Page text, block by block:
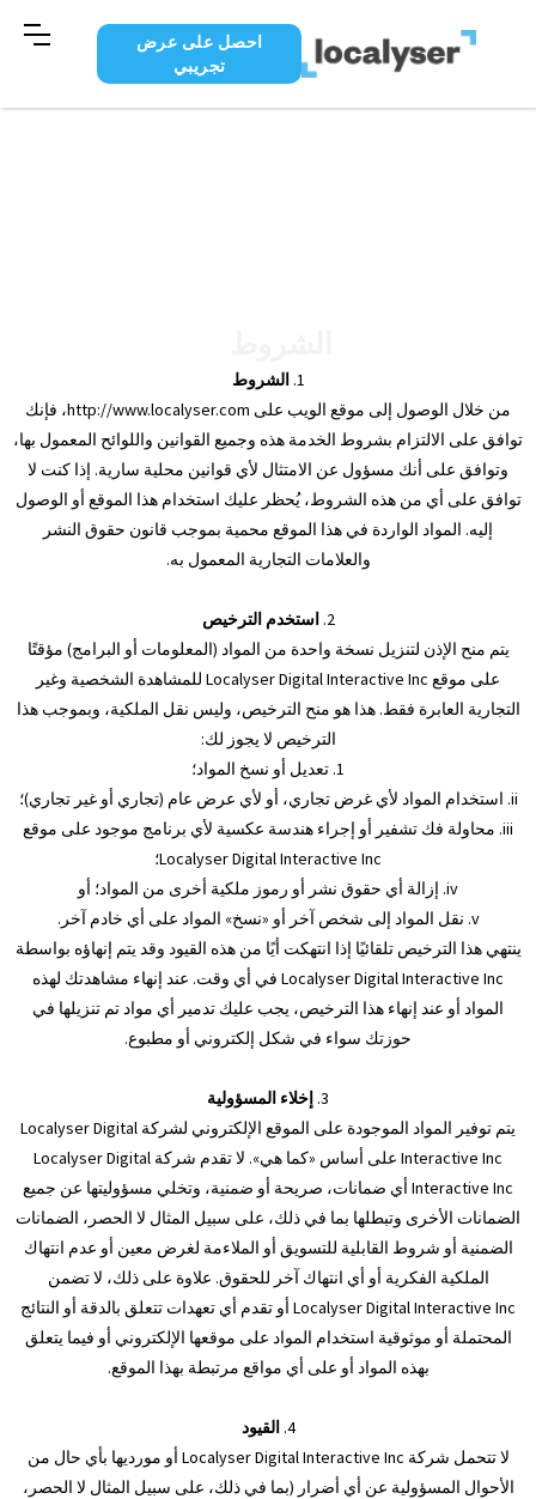
احصل على عرض
تجريبي
1. الشروط
من خلال الوصول إلى موقع الويب على http://www.localyser.com، فإنك
توافق على الالتزام بشروط الخدمة هذه وجميع القوانين واللوائح المعمول بها،
وتوافق على أنك مسؤول عن الامتثال لأي قوانين محلية سارية. إذا كنت لا
توافق على أي من هذه الشروط، يُحظر عليك استخدام هذا الموقع أو الوصول
إليه. المواد الواردة في هذا الموقع محمية بموجب قانون حقوق النشر
والعلامات التجارية المعمول به.
2. استخدم الترخيص
يتم منح الإذن لتنزيل نسخة واحدة من المواد (المعلومات أو البرامج) مؤقتًا
على موقع Localyser Digital Interactive Inc للمشاهدة الشخصية وغير
التجارية العابرة فقط. هذا هو منح الترخيص، وليس نقل الملكية، وبموجب هذا
الترخيص لا يجوز لك:
1. تعديل أو نسخ المواد؛
ii. استخدام المواد لأي غرض تجاري، أو لأي عرض عام (تجاري أو غير تجاري)؛
iii. محاولة فك تشفير أو إجراء هندسة عكسية لأي برنامج موجود على موقع
Localyser Digital Interactive Inc؛
iv. إزالة أي حقوق نشر أو رموز ملكية أخرى من المواد؛ أو
v. نقل المواد إلى شخص آخر أو «نسخ» المواد على أي خادم آخر.
ينتهي هذا الترخيص تلقائيًا إذا انتهكت أيًا من هذه القيود وقد يتم إنهاؤه بواسطة
Localyser Digital Interactive Inc في أي وقت. عند إنهاء مشاهدتك لهذه
المواد أو عند إنهاء هذا الترخيص، يجب عليك تدمير أي مواد تم تنزيلها في
حوزتك سواء في شكل إلكتروني أو مطبوع.
3. إخلاء المسؤولية
يتم توفير المواد الموجودة على الموقع الإلكتروني لشركة Localyser Digital
Interactive Inc على أساس «كما هي». لا تقدم شركة Localyser Digital
Interactive Inc أي ضمانات، صريحة أو ضمنية، وتخلي مسؤوليتها عن جميع
الضمانات الأخرى وتبطلها بما في ذلك، على سبيل المثال لا الحصر، الضمانات
الضمنية أو شروط القابلية للتسويق أو الملاءمة لغرض معين أو عدم انتهاك
الملكية الفكرية أو أي انتهاك آخر للحقوق. علاوة على ذلك، لا تضمن
Localyser Digital Interactive Inc أو تقدم أي تعهدات تتعلق بالدقة أو النتائج
المحتملة أو موثوقية استخدام المواد على موقعها الإلكتروني أو فيما يتعلق
بهذه المواد أو على أي مواقع مرتبطة بهذا الموقع.
4. القيود
لا تتحمل شركة Localyser Digital Interactive Inc أو مورديها بأي حال من
الأحوال المسؤولية عن أي أضرار (بما في ذلك، على سبيل المثال لا الحصر،